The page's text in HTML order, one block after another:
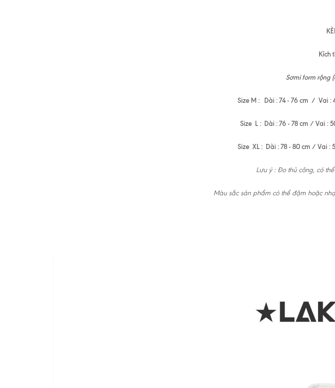
Kích
Sơmi form rộng
Size M : Dài : 74 - 76 cm / Vai :
Size L : Dài : 76 - 78 cm / Vai :
Size XL : Dài : 78 - 80 cm / Vai :
Lưu ý : Đo thủ công, có
Màu sắc sản phẩm có thể đậm hoặc